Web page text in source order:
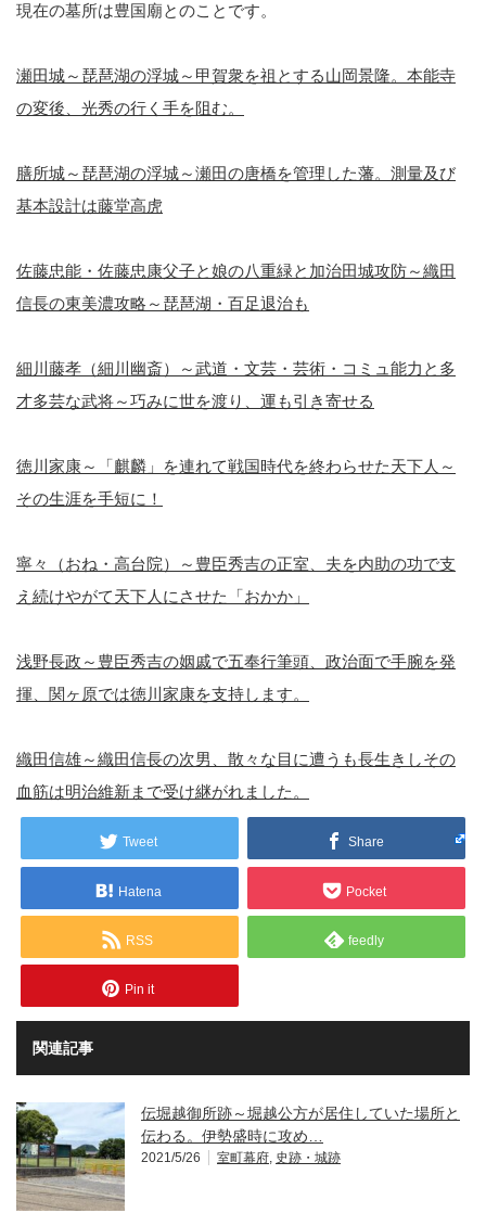
現在の墓所は豊国廟とのことです。
瀬田城～琵琶湖の浮城～甲賀衆を祖とする山岡景隆。本能寺
の変後、光秀の行く手を阻む。
膳所城～琵琶湖の浮城～瀬田の唐橋を管理した藩。測量及び
基本設計は藤堂高虎
佐藤忠能・佐藤忠康父子と娘の八重緑と加治田城攻防～織田
信長の東美濃攻略～琵琶湖・百足退治も
細川藤孝（細川幽斎）～武道・文芸・芸術・コミュ能力と多
才多芸な武将～巧みに世を渡り、運も引き寄せる
徳川家康～「麒麟」を連れて戦国時代を終わらせた天下人～
その生涯を手短に！
寧々（おね・高台院）～豊臣秀吉の正室、夫を内助の功で支
え続けやがて天下人にさせた「おかか」
浅野長政～豊臣秀吉の姻戚で五奉行筆頭、政治面で手腕を発
揮、関ヶ原では徳川家康を支持します。
織田信雄～織田信長の次男、散々な目に遭うも長生きしその
血筋は明治維新まで受け継がれました。
Tweet Share
Hatena Pocket
RSS feedly
Pin it
関連記事
伝堀越御所跡～堀越公方が居住していた場所と
伝わる。伊勢盛時に攻め…
2021/5/26 室町幕府, 史跡・城跡